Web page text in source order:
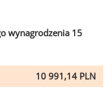
wynagrodzenia 15
10 991,14 PLN